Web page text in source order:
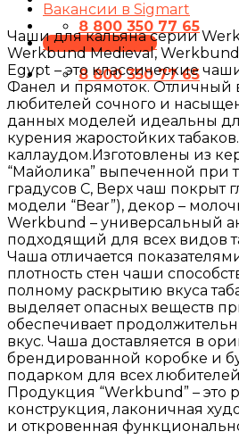
Вакансии в Sigmart
8 800 350 77 65
ПРЕЗЕНТАЦИЯ
8 800 350 77 65
Чаши для кальяна серии
Werkbund Medieval,
Egypt – это классические
Фанел и прямоток. Отличный
любителей сочного и
данных моделей идеальны
курения жаростойких
каллаудом.Изготовлены из
“Майолика” выпеченной при
градусов С, Верх чаш покрыт
модели “Bear”), декор –
Werkbund – универсальный
подходящий для всех видов
Чаша отличается
плотность стен чаши
полному раскрытию вкуса
выделяет опасных веществ
обеспечивает
вкус. Чаша доставляется в
брендированной коробке и
подарком для всех
Продукция “Werkbund” – это
конструкция, лаконичная
и откровенная